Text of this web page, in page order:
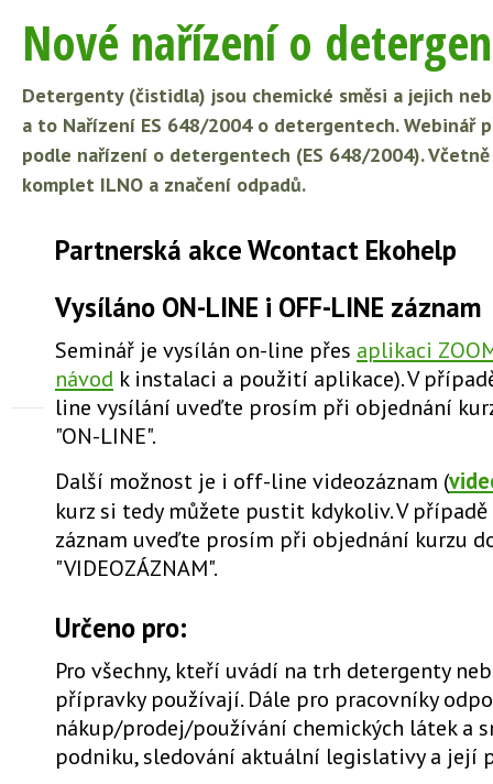
Nové nařízení o
Detergenty (čistidla) jsou chemické směsi a jejich
a to Nařízení ES 648/2004 o detergentech.
podle nařízení o detergentech (ES 648/2004).
komplet ILNO a značení odpadů.
Partnerská akce Wcontact Ekohelp
Vysíláno ON-LINE i OFF-LINE záznam
Seminář je vysílán on-line přes aplikaci
návod k instalaci a použití aplikace). V
line vysílání uveďte prosím při objednání
"ON-LINE".
Další možnost je i off-line videozáznam (
kurz si tedy můžete pustit kdykoliv. V
záznam uveďte prosím při objednání kurzu
"VIDEOZÁZNAM".
Určeno pro:
Pro všechny, kteří uvádí na trh detergenty
přípravky používají. Dále pro pracovníky
nákup/prodej/používání chemických látek a
podniku, sledování aktuální legislativy a její